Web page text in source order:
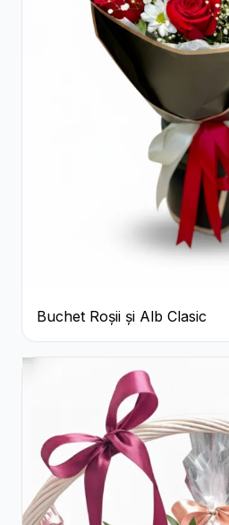
Buchet Roșii și Alb Clasic